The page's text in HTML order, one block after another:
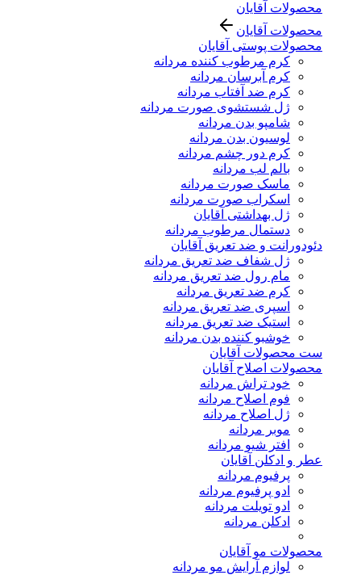
محصولات آقایان
محصولات آقایان
محصولات پوستی آقایان
کرم مرطوب کننده مردانه
کرم آبرسان مردانه
کرم ضد آفتاب مردانه
ژل شستشوی صورت مردانه
شامپو بدن مردانه
لوسیون بدن مردانه
کرم دور چشم مردانه
بالم لب مردانه
ماسک صورت مردانه
اسکراب صورت مردانه
ژل بهداشتی آقایان
دستمال مرطوب مردانه
دئودورانت و ضد تعریق آقایان
ژل شفاف ضد تعریق مردانه
مام رول ضد تعریق مردانه
کرم ضد تعریق مردانه
اسپری ضد تعریق مردانه
استیک ضد تعریق مردانه
خوشبو کننده بدن مردانه
ست محصولات آقایان
محصولات اصلاح آقایان
خود تراش مردانه
فوم اصلاح مردانه
ژل اصلاح مردانه
موبر مردانه
افتر شیو مردانه
عطر و ادکلن آقایان
پرفیوم مردانه
ادو پرفیوم مردانه
ادو تویلت مردانه
ادکلن مردانه
محصولات مو آقایان
لوازم آرایش مو مردانه